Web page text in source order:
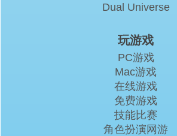
Dual Universe
玩游戏
PC游戏
Mac游戏
在线游戏
免费游戏
技能比赛
角色扮演网游